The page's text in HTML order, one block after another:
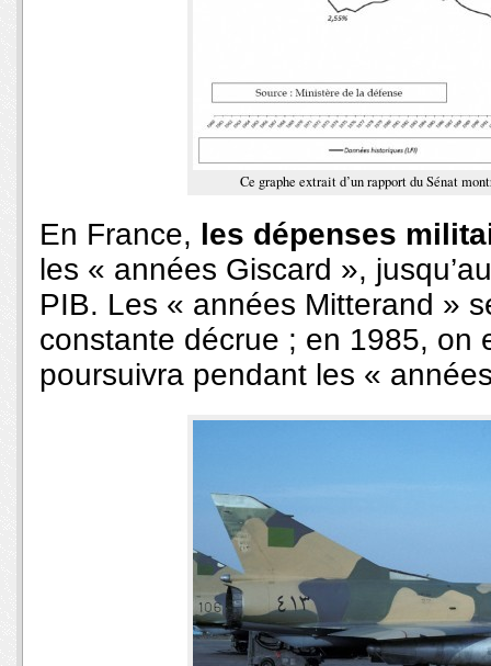
Ce graphe extrait d’un rapport du Sénat
En France, les dépenses
les « années Giscard »,
PIB. Les « années Mitterand »
constante décrue ; en 1985, on
poursuivra pendant les «